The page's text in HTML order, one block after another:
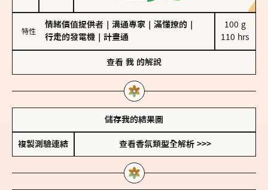
特性
情緒價值提供者 溝通專家 滿懂撩的
行走的發電機
計畫通
100 g
110 hrs
查看 我 的解說
儲存我的結果圖
複製測驗連結 查看香氛類型全解析 >>>